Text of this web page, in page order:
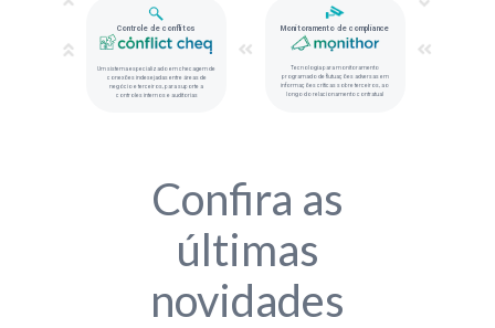
Controle de conflitos Monitoramento de compliance
Um sistema especializado em checagem de
conexões indesejadas entre áreas de
negócio e terceiros, para suporte a
controles internos e auditorias
Tecnologia para monitoramento
programado de flutuações adversas em
informações críticas sobre terceiros, ao
longo do relacionamento contratual
Confira as
últimas
novidades